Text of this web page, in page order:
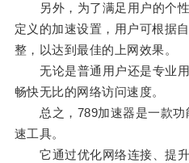
另外，为了满足用户的个性
定义的加速设置，用户可根据
整，以达到最佳的上网效果。
无论是普通用户还是专业用
畅快无比的网络访问速度。
总之，789加速器是一款功
速工具。
它通过优化网络连接、提升